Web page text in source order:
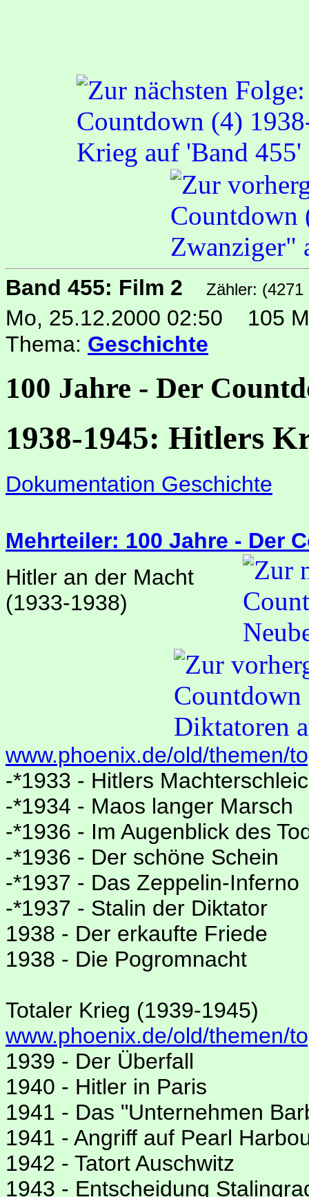
Band 455: Film 2 Zähler:
Mo, 25.12.2000 02:50
105
Thema: Geschichte
100 Jahre - Der
1938-1945: Hitlers
Dokumentation Geschichte
Mehrteiler: 100 Jahre - Der
Hitler an der Macht
(1933-1938)
www.phoenix.de/old/themen/
-*1933 - Hitlers
-*1934 - Maos langer Marsch
-*1936 - Im Augenblick des
-*1936 - Der schöne Schein
-*1937 - Das Zeppelin-Inferno
-*1937 - Stalin der Diktator
1938 - Der erkaufte Friede
1938 - Die Pogromnacht
Totaler Krieg (1939-1945)
www.phoenix.de/old/themen/
1939 - Der Überfall
1940 - Hitler in Paris
1941 - Das "Unternehmen
1941 - Angriff auf Pearl
1942 - Tatort Auschwitz
1943 - Entscheidung